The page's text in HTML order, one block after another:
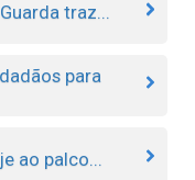
traz...
para
ao palco...